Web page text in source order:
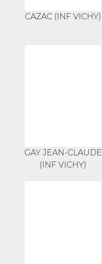
CAZAC (INF VICHY)
GAY JEAN-CLAUDE
(INF VICHY)